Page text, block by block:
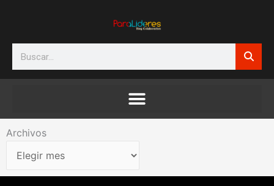
Search
Archivos
Archivos